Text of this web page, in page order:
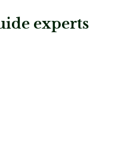
experts